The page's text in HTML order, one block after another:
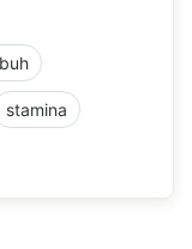
stamina